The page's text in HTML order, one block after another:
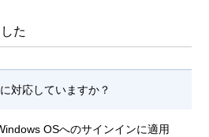
た
対応していますか？
OSへのサインインに適用